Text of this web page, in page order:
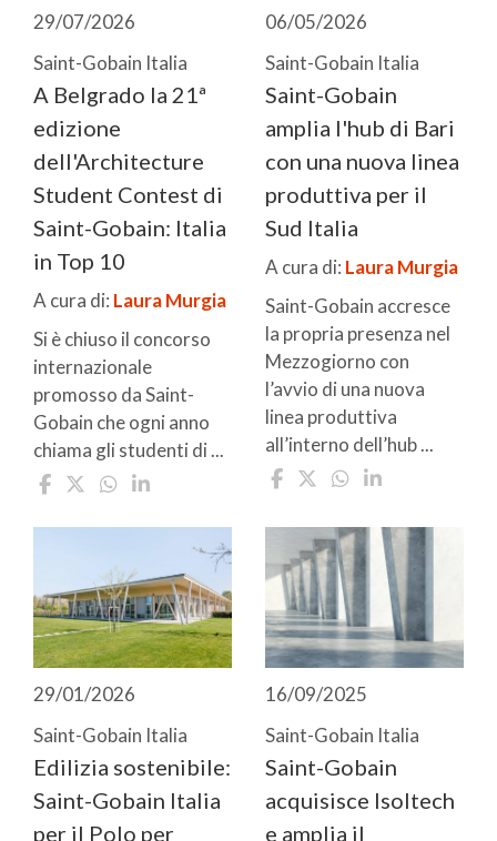
29/07/2026
Saint-Gobain Italia
A Belgrado la 21ª
edizione
dell'Architecture
Student Contest di
Saint-Gobain: Italia
in Top 10
A cura di: Laura Murgia
Si è chiuso il concorso
internazionale
promosso da Saint-
Gobain che ogni anno
chiama gli studenti di ...
06/05/2026
Saint-Gobain Italia
Saint-Gobain
amplia l'hub di Bari
con una nuova linea
produttiva per il
Sud Italia
A cura di: Laura Murgia
Saint-Gobain accresce
la propria presenza nel
Mezzogiorno con
l’avvio di una nuova
linea produttiva
all’interno dell’hub ...
29/01/2026
Saint-Gobain Italia
Edilizia sostenibile:
Saint-Gobain Italia
per il Polo per
16/09/2025
Saint-Gobain Italia
Saint-Gobain
acquisisce Isoltech
e amplia il